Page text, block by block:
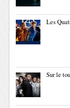
Les
Sur le